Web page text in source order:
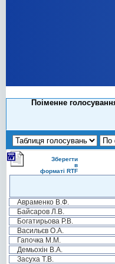
Поіменне
Зберегти
в
форматі RTF
Авраменко В.Ф.
Байсаров Л.В.
Богатирьова Р.В.
Васильєв О.А.
Гапочка М.М.
Демьохін В.А.
Засуха Т.В.